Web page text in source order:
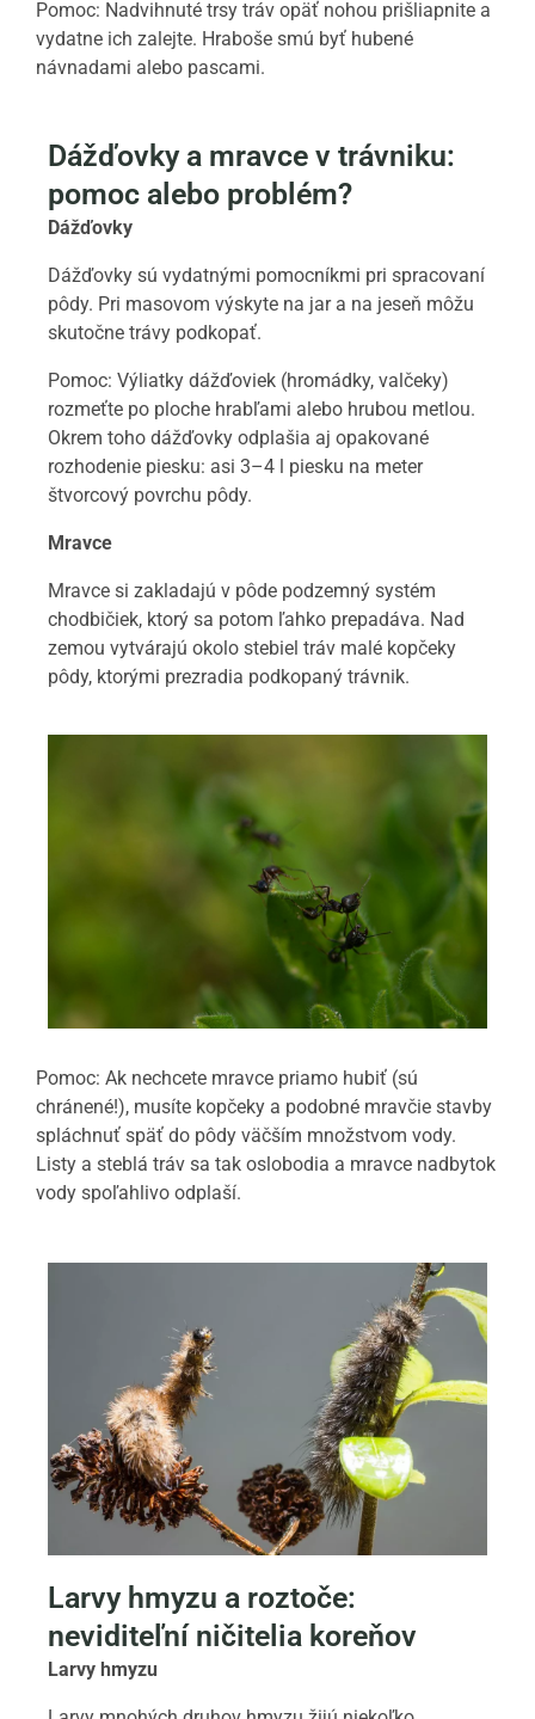
Pomoc: Nadvihnuté trsy tráv opäť nohou prišliapnite a
vydatne ich zalejte. Hraboše smú byť hubené
návnadami alebo pascami.
Dážďovky a mravce v trávniku:
pomoc alebo problém?
Dážďovky
Dážďovky sú vydatnými pomocníkmi pri spracovaní
pôdy. Pri masovom výskyte na jar a na jeseň môžu
skutočne trávy podkopať.
Pomoc: Výliatky dážďoviek (hromádky, valčeky)
rozmeťte po ploche hrabľami alebo hrubou metlou.
Okrem toho dážďovky odplašia aj opakované
rozhodenie piesku: asi 3–4 l piesku na meter
štvorcový povrchu pôdy.
Mravce
Mravce si zakladajú v pôde podzemný systém
chodbičiek, ktorý sa potom ľahko prepadáva. Nad
zemou vytvárajú okolo stebiel tráv malé kopčeky
pôdy, ktorými prezradia podkopaný trávnik.
Pomoc: Ak nechcete mravce priamo hubiť (sú
chránené!), musíte kopčeky a podobné mravčie stavby
spláchnuť späť do pôdy väčším množstvom vody.
Listy a steblá tráv sa tak oslobodia a mravce nadbytok
vody spoľahlivo odplaší.
Larvy hmyzu a roztoče:
neviditeľní ničitelia koreňov
Larvy hmyzu